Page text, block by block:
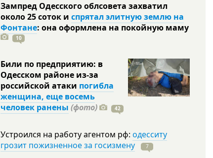
Зампред Одесского облсовета захватил
около 25 соток и спрятал элитную землю на
Фонтане: она оформлена на покойную маму
10
Били по предприятию: в
Одесском районе из-за
российской атаки погибла
женщина, еще восемь
человек ранены (фото) 42
Устроился на работу агентом рф: одесситу
грозит пожизненное за госизмену
7